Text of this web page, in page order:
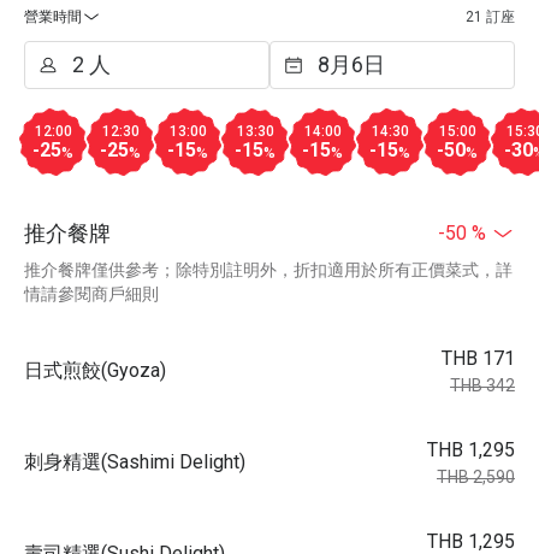
營業時間
21 訂座
12:00
-25%
12:30
-25%
13:00
-15%
13:30
-15%
14:00
-15%
14:30
-15%
15:00
-50% -30
推介餐牌 -50 %
推介餐牌僅供參考；除特別註明外，折扣適用於所有正價菜式，詳
情請參閱商戶細則
日式煎餃(Gyoza)
THB 171
THB 342
刺身精選(Sashimi Delight)
THB 1,295
THB 2,590
THB 1,295